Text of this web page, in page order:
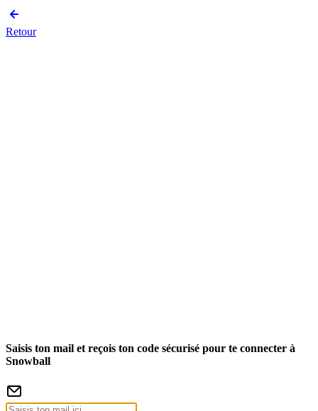
Retour
Saisis ton mail et reçois ton code sécurisé pour te connecter à
Snowball